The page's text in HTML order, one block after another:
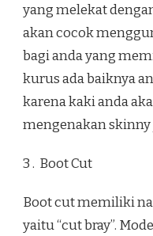
yang melekat
akan cocok
bagi anda yang
kurus ada baiknya
karena kaki anda
mengenakan skinny
3 . Boot Cut
Boot cut memiliki
yaitu “cut bray”.